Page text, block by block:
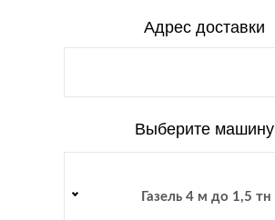
Адрес доставки
Выберите машину
Газель 4 м до 1,5 тн